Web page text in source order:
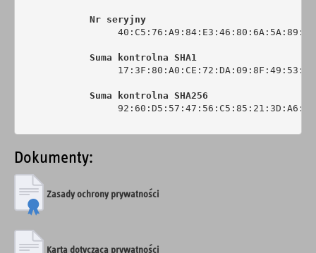
Nr seryjny
Suma kontrolna SHA1
Suma kontrolna SHA256
Dokumenty:
Zasady ochrony prywatności
Karta dotycząca prywatności